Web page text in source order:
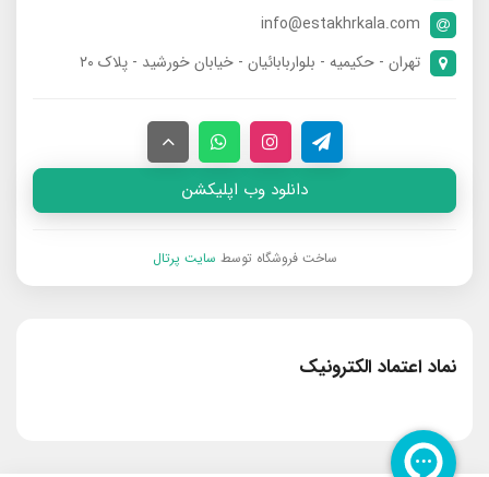
info@estakhrkala.com
تهران - حکیمیه - بلواربابائیان - خیابان خورشید - پلاک ۲۰
دانلود وب اپلیکشن
ساخت فروشگاه توسط سایت پرتال
نماد اعتماد الکترونیک